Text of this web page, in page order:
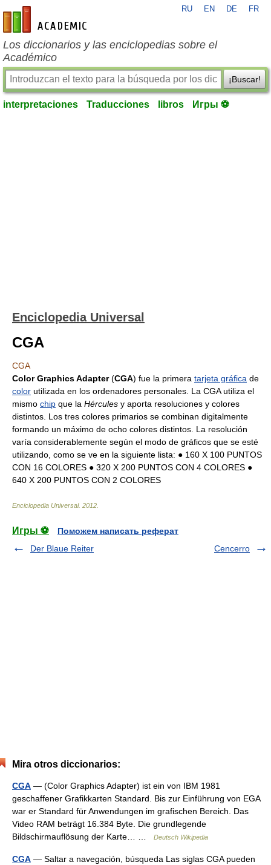
es-academic.com
RU EN DE FR
Los diccionarios y las enciclopedias sobre el
Académico
¡Buscar!
interpretaciones Traducciones libros Игры ⚽
Enciclopedia Universal
CGA
CGA
Color Graphics Adapter(CGA) fue la primera tarjeta gráfica de
color utilizada en los ordenadores personales. La CGA utiliza el
mismo chip que la Hércules y aporta resoluciones y colores
distintos. Los tres colores primarios se combinan digitalmente
formando un máximo de ocho colores distintos. La resolución
varía considerablemente según el modo de gráficos que se esté
utilizando, como se ve en la siguiente lista: ● 160 X 100 PUNTOS
CON 16 COLORES ● 320 X 200 PUNTOS CON 4 COLORES ●
640 X 200 PUNTOS CON 2 COLORES
Enciclopedia Universal. 2012
Игры ⚽
Поможем написать реферат
Der Blaue Reiter
Cencerro
Mira otros diccionarios:
CGA — (Color Graphics Adapter) ist ein von IBM 1981
geschaffener Grafikkarten Standard. Bis zur Einführung von EGA
war er Standard für Anwendungen im grafischen Bereich. Das
Video RAM beträgt 16.384 Byte. Die grundlegende
Bildschirmauflösung der Karte… …
Deutsch Wikipedia
CGA — Saltar a navegación, búsqueda Las siglas CGA pueden